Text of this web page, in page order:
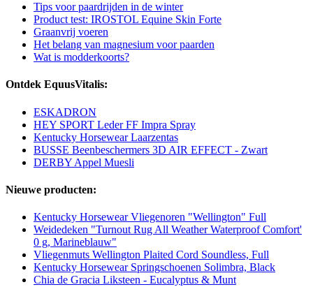
Tips voor paardrijden in de winter
Product test: IROSTOL Equine Skin Forte
Graanvrij voeren
Het belang van magnesium voor paarden
Wat is modderkoorts?
Ontdek EquusVitalis:
ESKADRON
HEY SPORT Leder FF Impra Spray
Kentucky Horsewear Laarzentas
BUSSE Beenbeschermers 3D AIR EFFECT - Zwart
DERBY Appel Muesli
Nieuwe producten:
Kentucky Horsewear Vliegenoren "Wellington" Full
Weidedeken "Turnout Rug All Weather Waterproof Comfort'
0 g, Marineblauw"
Vliegenmuts Wellington Plaited Cord Soundless, Full
Kentucky Horsewear Springschoenen Solimbra, Black
Chia de Gracia Liksteen - Eucalyptus & Munt